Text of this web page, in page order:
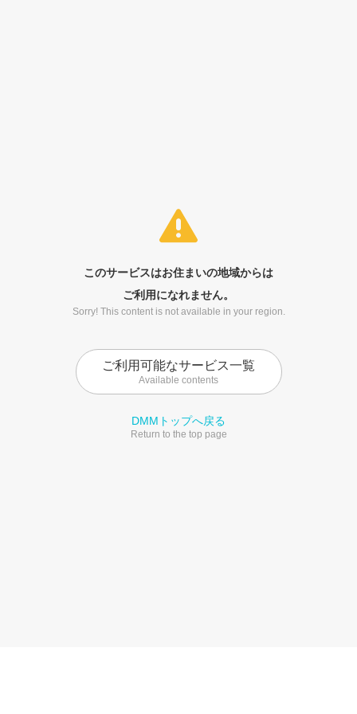
このサービスはお住まいの地域からは
ご利用になれません。
Sorry! This content is not available in your region.
ご利用可能なサービス一覧
Available contents
DMMトップへ戻る
Return to the top page